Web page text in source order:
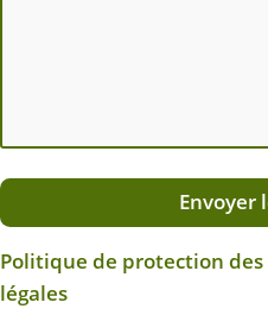
Envoyer
Politique de protection
légales